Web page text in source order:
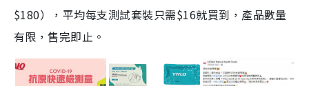
$180），平均每支測試套裝只需$16就買到，產品數量
有限，售完即止。